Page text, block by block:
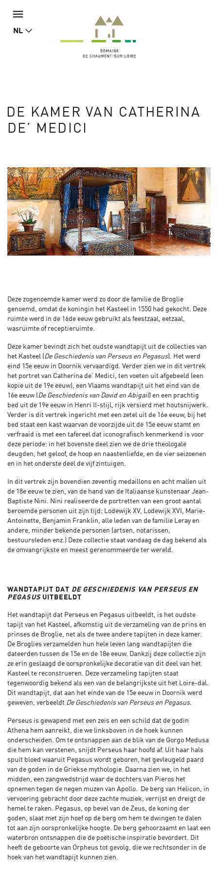
NL
DE KAMER VAN CATHERINA
DE’ MEDICI
Deze zogenoemde kamer werd zo door de familie de Broglie
genoemd, omdat de koningin het Kasteel in 1550 had gekocht. Deze
ruimte werd in de 16de eeuw gebruikt als feestzaal, eetzaal,
wasruimte of receptieruimte.
Deze kamer bevindt zich het oudste wandtapijt uit de collecties van
het Kasteel (De Geschiedenis van Perseus en Pegasus). Het werd
eind 15e eeuw in Doornik vervaardigd. Verder zien we in dit vertrek
het portret van Catherina de’ Medici, ten voeten uit afgebeeld (een
kopie uit de 19e eeuw), een Vlaams wandtapijt uit het eind van de
16e eeuw (De Geschiedenis van David en Abigail) en een prachtig
bed uit de 19e eeuw in Henri II-stijl, rijk versierd met houtsnijwerk.
Verder is dit vertrek ingericht met een zetel uit de 16e eeuw, bij het
bed staat een kast waarvan de voorzijde uit de 15e eeuw stamt en
verfraaid is met een tafereel dat iconografisch kenmerkend is voor
deze periode: in het bovenste deel zien we de drie theologale
deugden, het geloof, de hoop en naastenliefde, en de vier seizoenen
en in het onderste deel de vijf zintuigen.
In dit vertrek zijn bovendien zeventig medaillons en acht mallen uit
de 18e eeuw te zien, van de hand van de Italiaanse kunstenaar Jean-
Baptiste Nini. Nini realiseerde de portretten van een groot aantal
beroemde personen uit zijn tijd: Lodewijk XV, Lodewijk XVI, Marie-
Antoinette, Benjamin Franklin, alle leden van de familie Leray en
andere, minder bekende personen (artsen, notarissen,
bestuursleden enz.) Deze collectie staat vandaag de dag bekend als
de omvangrijkste en meest gerenommeerde ter wereld.
WANDTAPIJT DAT DE GESCHIEDENIS VAN PERSEUS EN
PEGASUSUITBEELDT
Het wandtapijt dat Perseus en Pegasus uitbeeldt, is het oudste
tapijt van het Kasteel, afkomstig uit de verzameling van de prins en
prinses de Broglie, net als de twee andere tapijten in deze kamer.
De Broglies verzamelden hun hele leven lang wandtapijten die
dateerden tussen de 15e en de 18e eeuw. Dankzij deze collectie zijn
ze erin geslaagd de oorspronkelijke decoratie van dit deel van het
Kasteel te reconstrueren. Deze verzameling tapijten staat
tegenwoordig bekend als een van de belangrijkste uit het Loire-dal.
Dit wandtapijt, dat aan het einde van de 15e eeuw in Doornik werd
geweven, verbeeldt De Geschiedenis van Perseus en Pegasus.
Perseus is gewapend met een zeis en een schild dat de godin
Athena hem aanreikt, die we linksboven in de hoek kunnen
onderscheiden. Om te ontsnappen aan de blik van de Gorgo Medusa
die hem kan verstenen, snijdt Perseus haar hoofd af. Uit haar hals
spuit bloed waaruit Pegasus wordt geboren, het gevleugeld paard
van de goden in de Griekse mythologie. Daarna zien we, in het
midden, een zangwedstrijd waar de dochters van Pieros het
opnemen tegen de negen muzen van Apollo. De berg van Helicon, in
vervoering gebracht door deze zachte muziek, verrijst en dreigt de
hemel te raken. Pegasus, op bevel van de Zeus, de koning der
goden, slaat met zijn hoef op de berg om hem te dwingen te dalen
tot aan zijn oorspronkelijke hoogte. De berg gehoorzaamt en laat een
waterbron ontsnappen die de poëtische inspiratie bevordert. Dit
heeft de geboorte van Orpheus tot gevolg, die we rechtsonder in de
hoek van het wandtapijt kunnen zien.